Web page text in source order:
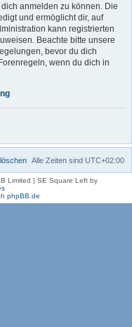
anmelden zu können. Die
und ermöglicht dir, auf
kann registrierten
Beachte bitte unsere
bevor du dich
wenn du dich in
Alle Zeiten sind UTC+02:00
Limited | SE Square Left by
phpBB.de